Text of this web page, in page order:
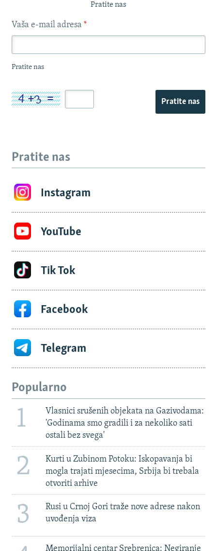
Pratite nas
Vaša e-mail adresa *
Pratite nas
Pratite nas
Pratite nas
Instagram
YouTube
Tik Tok
Facebook
Telegram
Popularno
1
Vlasnici srušenih objekata na Gazivodama:
'Godinama smo gradili i za nekoliko sati
ostali bez svega'
2
Kurti u Zubinom Potoku: Iskopavanja bi
mogla trajati mjesecima, Srbija bi trebala
otvoriti arhive
3
Rusi u Crnoj Gori traže nove adrese nakon
uvođenja viza
Memorijalni centar Srebrenica: Negiranje